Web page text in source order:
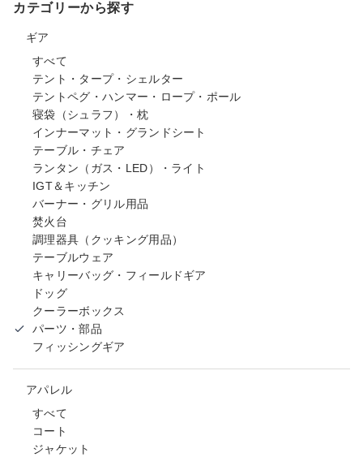
カテゴリーから探す
ギア
すべて
テント・タープ・シェルター
テントペグ・ハンマー・ロープ・ポール
寝袋（シュラフ）・枕
インナーマット・グランドシート
テーブル・チェア
ランタン（ガス・LED）・ライト
IGT＆キッチン
バーナー・グリル用品
焚火台
調理器具（クッキング用品）
テーブルウェア
キャリーバッグ・フィールドギア
ドッグ
クーラーボックス
パーツ・部品
フィッシングギア
アパレル
すべて
コート
ジャケット